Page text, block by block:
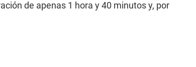
de apenas 1 hora y 40 minutos y, por